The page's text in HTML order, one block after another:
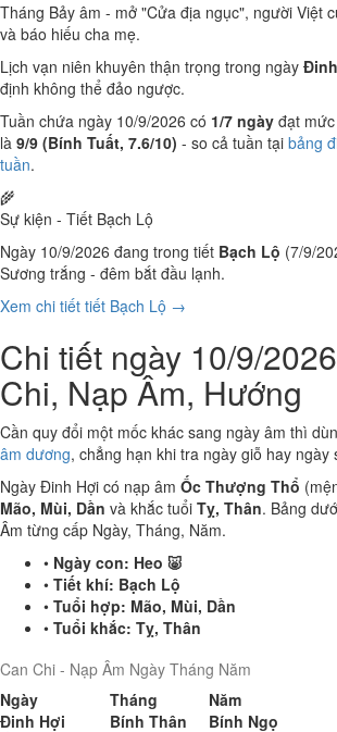
Tháng Bảy âm - mở "Cửa địa ngục", người Việt
và báo hiếu cha mẹ.
Lịch vạn niên khuyên thận trọng trong ngày
định không thể đảo ngược.
Tuần chứa ngày 10/9/2026 có 1/7 ngày đạt
là 9/9 (Bính Tuất, 7.6/10) - so cả tuần tại bảng
tuần.
🌾
Sự kiện - Tiết Bạch Lộ
Ngày 10/9/2026 đang trong tiết Bạch Lộ (7/9/
Sương trắng - đêm bắt đầu lạnh.
Xem chi tiết tiết Bạch Lộ →
Chi tiết ngày 10/9/
Chi, Nạp Âm, Hướng
Cần quy đổi một mốc khác sang ngày âm thì
âm dương, chẳng hạn khi tra ngày giỗ hay ngày
Ngày Đinh Hợi có nạp âm Ốc Thượng Thổ
Mão, Mùi, Dần và khắc tuổi Tỵ, Thân. Bảng
Âm từng cấp Ngày, Tháng, Năm.
• Ngày con: Heo 🐷
• Tiết khí: Bạch Lộ
• Tuổi hợp: Mão, Mùi, Dần
• Tuổi khắc: Tỵ, Thân
Can Chi - Nạp Âm Ngày Tháng Năm
Ngày
Tháng
Năm
Đinh Hợi
Bính Thân
Bính Ngọ